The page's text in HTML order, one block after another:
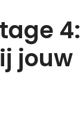
4:
jouw